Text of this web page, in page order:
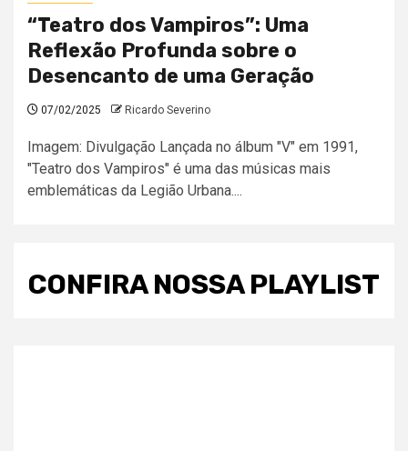
“Teatro dos Vampiros”: Uma
Reflexão Profunda sobre o
Desencanto de uma Geração
07/02/2025 Ricardo Severino
Imagem: Divulgação Lançada no álbum "V" em 1991,
"Teatro dos Vampiros" é uma das músicas mais
emblemáticas da Legião Urbana....
CONFIRA NOSSA PLAYLIST